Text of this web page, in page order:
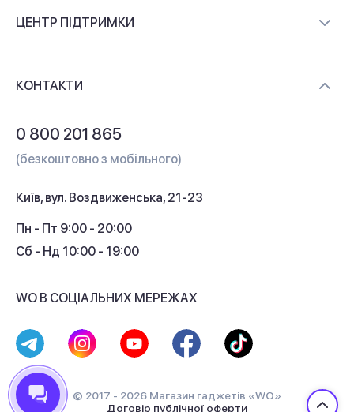
Контакти
ЦЕНТР ПІДТРИМКИ
Кешбек
КОНТАКТИ
0 800 201 865
(безкоштовно з мобільного)
Київ, вул. Воздвиженська, 21-23
Пн - Пт 9:00 - 20:00
Сб - Нд 10:00 - 19:00
WO В СОЦІАЛЬНИХ МЕРЕЖАХ
© 2017 - 2026 Магазин гаджетів «WO»
Договір публічної оферти